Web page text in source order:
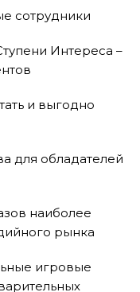
сотрудники
Интереса –
и выгодно
для обладателей
наиболее
рынка
игровые